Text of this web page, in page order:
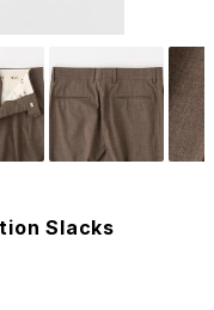
Slacks